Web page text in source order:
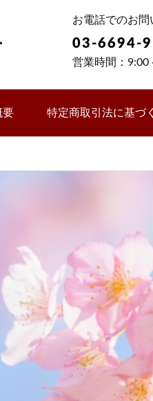
お電話でのお問
03-6694-
営業時間：9:00
要 特定商取引法に基づ